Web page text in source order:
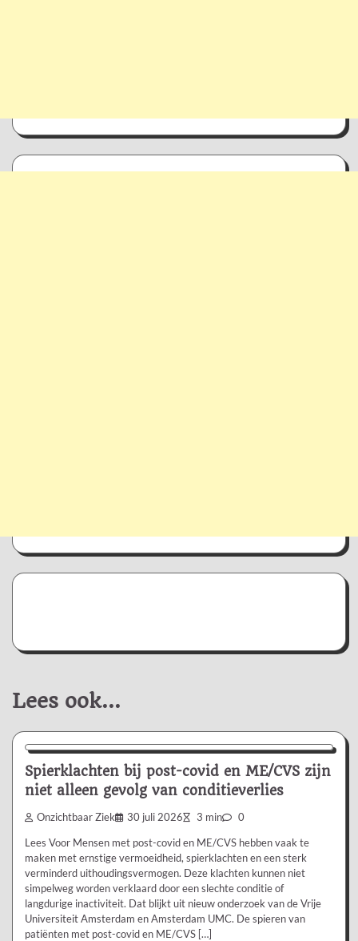
Lees ook...
Nieuws/Informatie
Spierklachten bij post-covid en ME/CVS zijn
niet alleen gevolg van conditieverlies
Onzichtbaar Ziek 30 juli 2026 3 min 0
Lees Voor Mensen met post-covid en ME/CVS hebben vaak te
maken met ernstige vermoeidheid, spierklachten en een sterk
verminderd uithoudingsvermogen. Deze klachten kunnen niet
simpelweg worden verklaard door een slechte conditie of
langdurige inactiviteit. Dat blijkt uit nieuw onderzoek van de Vrije
Universiteit Amsterdam en Amsterdam UMC. De spieren van
patiënten met post-covid en ME/CVS […]